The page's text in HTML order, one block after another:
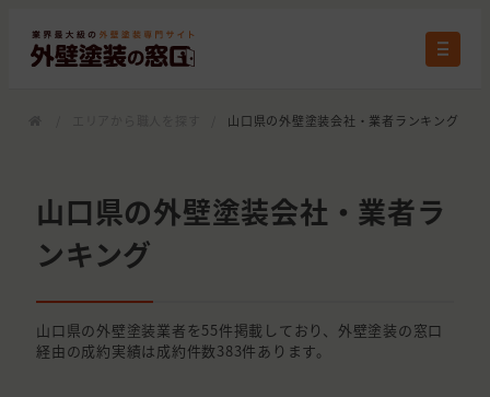
山口県の外壁塗装会社・業者ランキング
山口県の外壁塗装会社・業者ラ
ンキング
山口県の外壁塗装業者を55件掲載しており、外壁塗装の窓口
経由の成約実績は成約件数383件あります。